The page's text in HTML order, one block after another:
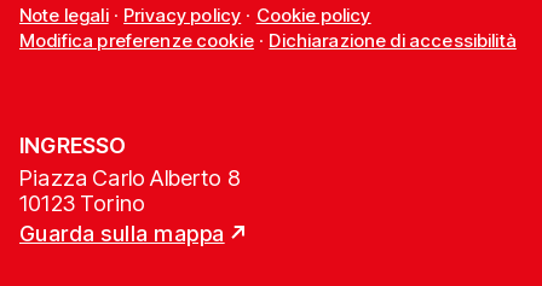
Note legali· Privacy policy · Cookie policy
Modifica preferenze cookie· Dichiarazione di accessibilità
INGRESSO
Piazza Carlo Alberto 8
10123 Torino
Guarda sulla mappa